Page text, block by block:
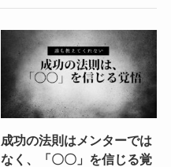
成功の法則はメンターでは
なく、「〇〇」を信じる覚